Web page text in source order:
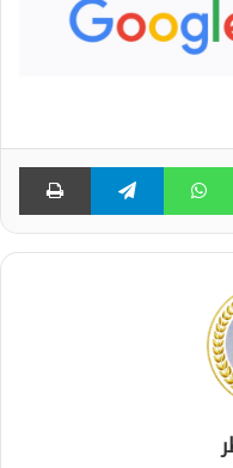
ماسنجر واتساب تيلقرام